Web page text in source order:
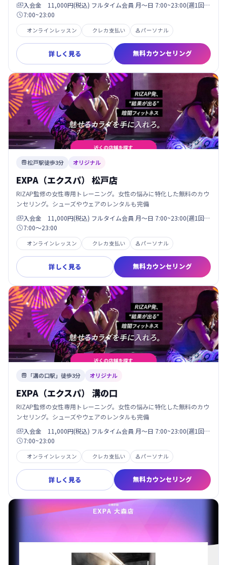
入会金 11,000円(税込) フルタイム会員 月〜日 7:00~23:00(週1回…
7:00~23:00
オンラインレッスン クレカ支払い パーソナル
詳しく見る 無料カウンセリング
松戸駅徒歩3分 オリジナル
EXPA（エクスパ） 松戸店
RIZAP監修の女性専用トレーニング。女性の悩みに特化した無料のカウ
ンセリング。シューズやウェアのレンタルも完備
入会金 11,000円(税込) フルタイム会員 月〜日 7:00~23:00(週1回…
7:00〜23:00
オンラインレッスン クレカ支払い パーソナル
詳しく見る 無料カウンセリング
 「溝の口駅」徒歩3分 オリジナル
EXPA（エクスパ） 溝の口
RIZAP監修の女性専用トレーニング。女性の悩みに特化した無料のカウ
ンセリング。シューズやウェアのレンタルも完備
入会金 11,000円(税込) フルタイム会員 月〜日 7:00~23:00(週1回…
7:00~23:00
オンラインレッスン クレカ支払い パーソナル
詳しく見る 無料カウンセリング